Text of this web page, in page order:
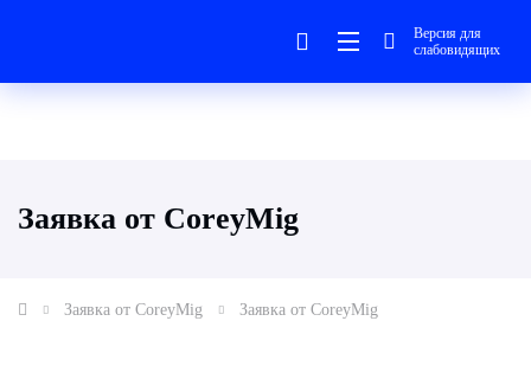
Версия для
слабовидящих
Заявка от CoreyMig
Заявка от CoreyMig Заявка от CoreyMig